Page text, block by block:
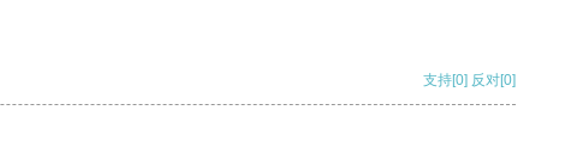
支持[0] 反对[0]